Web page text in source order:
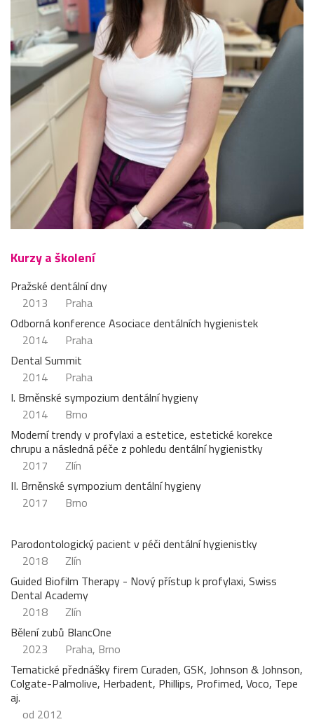
Kurzy a školení
Pražské dentální dny
2013
Praha
Odborná konference Asociace dentálních hygienistek
2014
Praha
Dental Summit
2014
Praha
I. Brněnské sympozium dentální hygieny
2014
Brno
Moderní trendy v profylaxi a estetice, estetické korekce
chrupu a následná péče z pohledu dentální hygienistky
2017
Zlín
II. Brněnské sympozium dentální hygieny
2017
Brno
Parodontologický pacient v péči dentální hygienistky
2018
Zlín
Guided Biofilm Therapy - Nový přístup k profylaxi, Swiss
Dental Academy
2018
Zlín
Bělení zubů BlancOne
2023
Praha, Brno
Tematické přednášky firem Curaden, GSK, Johnson & Johnson,
Colgate-Palmolive, Herbadent, Phillips, Profimed, Voco, Tepe
aj.
od 2012